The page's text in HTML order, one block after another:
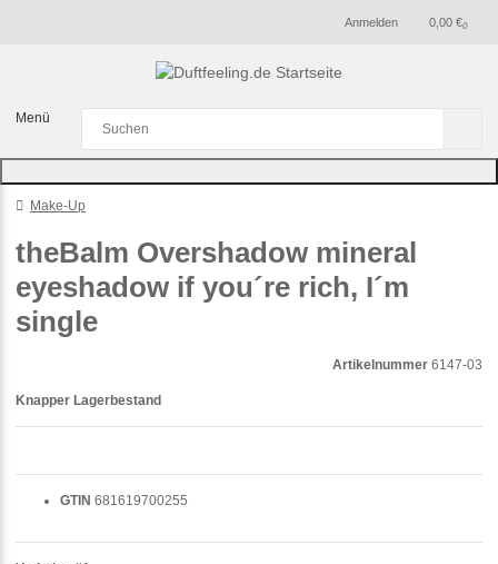
Anmelden 0
0,00 €
Menü
Make-Up
theBalm Overshadow mineral
eyeshadow if you´re rich, I´m
single
Artikelnummer 6147-03
GTIN 681619700255
Knapper Lagerbestand